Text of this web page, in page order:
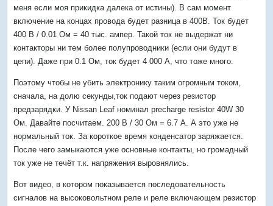
меня если моя прикидка далека от истины). В сам момент
включение на концах провода будет разница в 400В. Ток будет
400 В / 0.01 Ом = 40 тыс. ампер. Такой ток не выдержат ни
контакторы ни тем более полупроводники (если они будут в
цепи). Даже при 0.1 Ом, ток будет 4 000 А, что тоже много.
Поэтому чтобы не убить электронику таким огромным током,
сначала, на долю секунды,ток подают через резистор
предзарядки. У Nissan Leaf номинал precharge resistor 40W 30
Ом. Давайте посчитаем. 200 В / 30 Ом = 6.7 А. А это уже не
нормальный ток. За короткое время конденсатор заряжается.
После чего замыкаются уже основные контакты, но громадный
ток уже не течёт т.к. напряжения выровнялись.
Вот видео, в котором показывается последовательность
сигналов на высоковольтном реле и реле включающем резистор